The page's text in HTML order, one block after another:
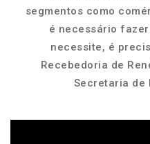
segmentos como
é necessário fazer
necessite, é
Recebedoria de
Secretaria de